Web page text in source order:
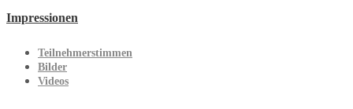
Impressionen
Teilnehmerstimmen
Bilder
Videos